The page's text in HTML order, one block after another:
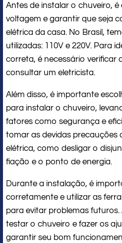
Antes de instalar o chuveiro, é
voltagem e garantir que seja
elétrica da casa. No Brasil,
utilizadas: 110V e 220V. Para
correta, é necessário verificar
consultar um eletricista.
Além disso, é importante
para instalar o chuveiro,
fatores como segurança e
tomar as devidas precauções
elétrica, como desligar o
fiação e o ponto de energia.
Durante a instalação, é
corretamente e utilizar as
para evitar problemas futuros.
testar o chuveiro e fazer os
garantir seu bom